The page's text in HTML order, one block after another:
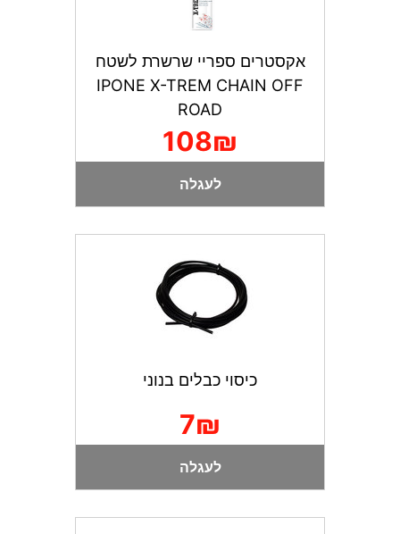
אקסטרים ספריי שרשרת לשטח
IPONE X-TREM CHAIN OFF
ROAD
108₪
לעגלה
כיסוי כבלים בנוני
7₪
לעגלה